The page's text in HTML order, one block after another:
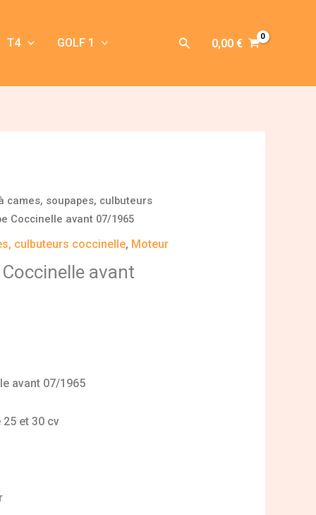
T4 GOLF 1 Rechercher
0,00 €
cames, soupapes, culbuteurs
Coccinelle avant 07/1965
culbuteurs coccinelle, Moteur
avant
avant 07/1965
et 30 cv